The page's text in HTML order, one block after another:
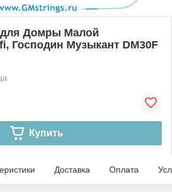
для Домры Малой
Господин Музыкант DM30F
Купить
Доставка Оплата